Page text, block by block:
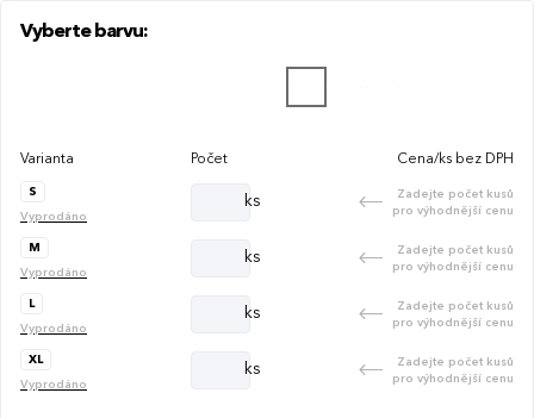
Vyberte barvu:
Varianta Počet Cena/ks bez DPH
S
Vyprodáno
ks
Zadejte počet kusů
pro výhodnější cenu
M
Vyprodáno
ks
Zadejte počet kusů
pro výhodnější cenu
L
Vyprodáno
ks
Zadejte počet kusů
pro výhodnější cenu
XL
Vyprodáno
ks
Zadejte počet kusů
pro výhodnější cenu